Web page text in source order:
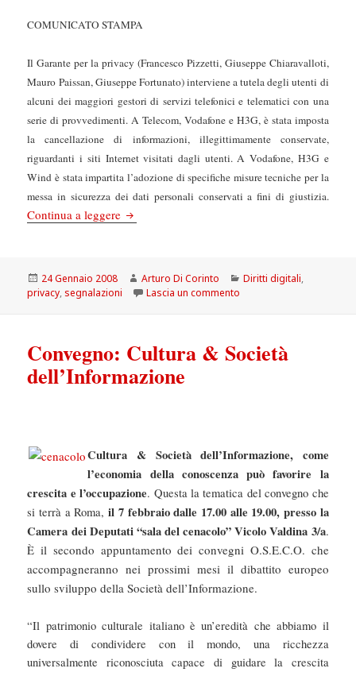
COMUNICATO STAMPA
Il Garante per la privacy (Francesco Pizzetti, Giuseppe Chiaravalloti,
Mauro Paissan, Giuseppe Fortunato) interviene a tutela degli utenti di
alcuni dei maggiori gestori di servizi telefonici e telematici con una
serie di provvedimenti. A Telecom, Vodafone e H3G, è stata imposta
la cancellazione di informazioni, illegittimamente conservate,
riguardanti i siti Internet visitati dagli utenti. A Vodafone, H3G e
Wind è stata impartita l’adozione di specifiche misure tecniche per la
messa in sicurezza dei dati personali conservati a fini di giustizia.
Continua a leggere IL GARANTE AI GESTORI TLC:
Scritto
il
24 Gennaio 2008 Autore
Arturo Di Corinto Categorie
Diritti digitali,
privacy, segnalazioni Lascia un commento
Convegno: Cultura & Società
dell’Informazione
Cultura & Società dell’Informazione, come
l’economia della conoscenza può favorire la
crescita e l’occupazione. Questa la tematica del convegno che
si terrà a Roma,il 7 febbraio dalle 17.00 alle 19.00, presso la
Camera dei Deputati “sala del cenacolo” Vicolo Valdina 3/a.
È il secondo appuntamento dei convegni O.S.E.C.O. che
accompagneranno nei prossimi mesi il dibattito europeo
sullo sviluppo della Società dell’Informazione.
“Il patrimonio culturale italiano è un’eredità che abbiamo il
dovere di condividere con il mondo, una ricchezza
universalmente riconosciuta capace di guidare la crescita